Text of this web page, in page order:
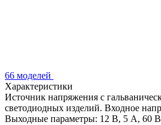
66 моделей
Характеристики
Источник напряжения с
светодиодных изделий. Входное
Выходные параметры: 12 В, 5 А, 60